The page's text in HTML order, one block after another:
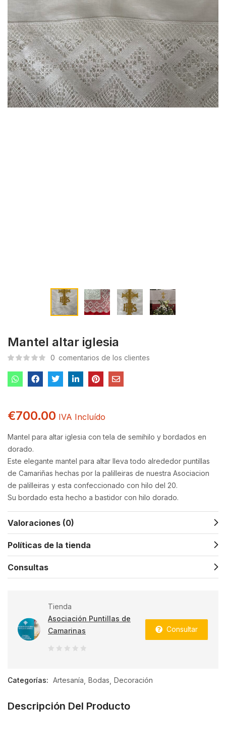
Mantel altar iglesia
0 comentarios de los clientes
€700.00 IVA Incluído
Mantel para altar iglesia con tela de semihilo y bordados en
dorado.
Este elegante mantel para altar lleva todo alrededor puntillas
de Camariñas hechas por la palilleiras de nuestra Asociacion
de palilleiras y esta confeccionado con hilo del 20.
Su bordado esta hecho a bastidor con hilo dorado.
Valoraciones (0)
Políticas de la tienda
Consultas
Tienda
Asociación Puntillas de
Camarinas
Consultar
Categorías: Artesanía Bodas Decoración
Descripción Del Producto